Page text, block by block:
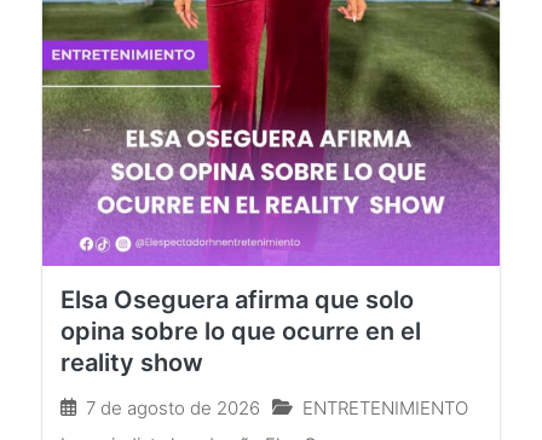
Elsa Oseguera afirma que solo
opina sobre lo que ocurre en el
7 de agosto de 2026 ENTRETENIMIENTO